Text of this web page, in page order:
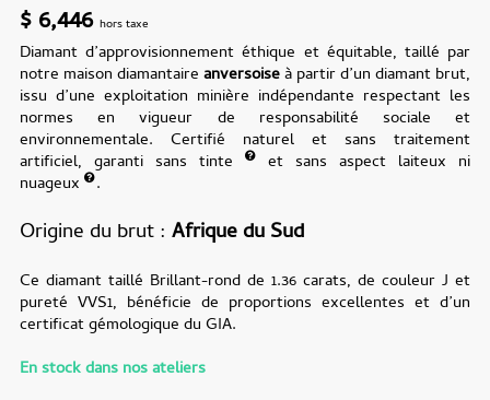
$6,446 hors taxe
Diamant d’approvisionnement éthique et équitable, taillé par
notre maison diamantaire anversoiseà partir d’un diamant brut,
issu d’une exploitation minière indépendante respectant les
normes en vigueur de responsabilité sociale et
environnementale. Certifié naturel et sans traitement
artificiel, garanti sans tinte
et sans aspect laiteux ni
nuageux
.
Origine du brut Afrique du Sud
Ce diamant taillé Brillant-rond de 1.36 carats, de couleur J et
pureté VVS1, bénéficie de proportions excellentes et d’un
certificat gémologique du GIA.
En stock dans nos ateliers